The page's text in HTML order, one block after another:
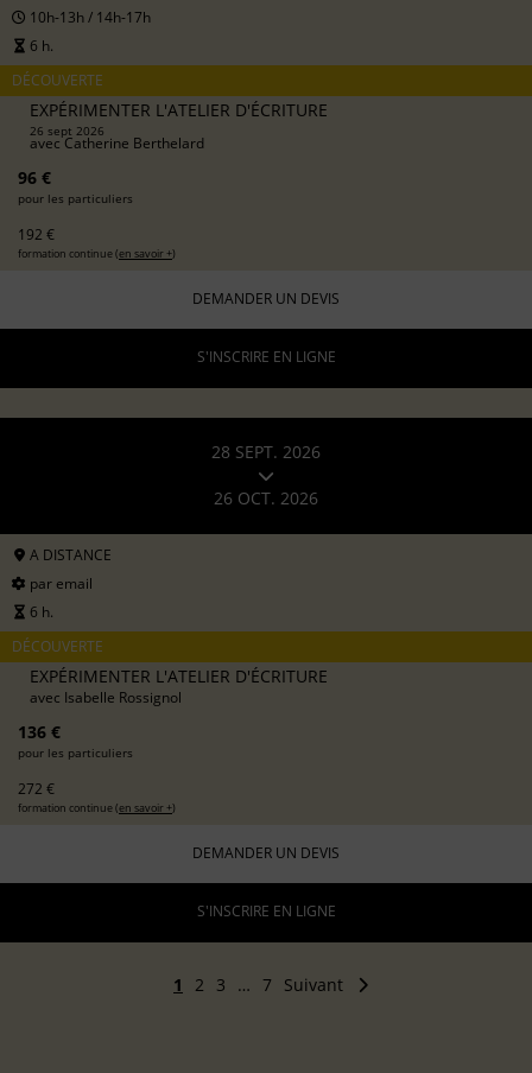
10h-13h / 14h-17h
6 h.
DÉCOUVERTE
EXPÉRIMENTER L'ATELIER D'ÉCRITURE
26 sept 2026
avecCatherine Berthelard
96 €
pour les particuliers
192 €
formation continue (en savoir +)
DEMANDER UN DEVIS
S'INSCRIRE EN LIGNE
28 SEPT. 2026
26 OCT. 2026
A DISTANCE
par email
6 h.
DÉCOUVERTE
EXPÉRIMENTER L'ATELIER D'ÉCRITURE
avec Isabelle Rossignol
136 €
pour les particuliers
272 €
formation continue (en savoir +)
DEMANDER UN DEVIS
S'INSCRIRE EN LIGNE
1 2 3 … 7 Suivant